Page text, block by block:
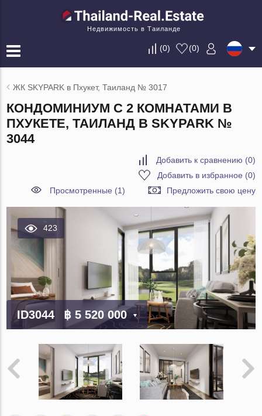
Недвижимость в Таиланде
(0) (0)
ЖК SKYPARK в Пхукет, Таиланд № 3017
КОНДОМИНИУМ С 2 КОМНАТАМИ В
ПХУКЕТЕ, ТАИЛАНД В SKYPARK №
3044
Добавить к сравнению (0)
Добавить в избранное (0)
Просмотренные (1)
Предложить свою цену
423
ID3044 ฿ 5 520 000